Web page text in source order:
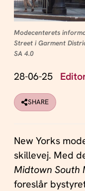
Modecenterets
Street i Garment
SA 4.0
28-06-25
SHARE
New Yorks
skillevej. Med
Midtown South
foreslår